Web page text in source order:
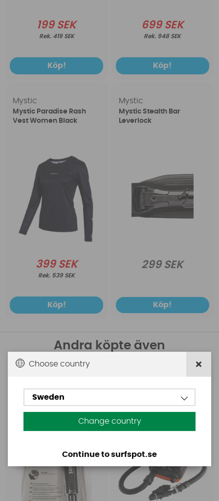
199 SEK
419 SEK
Köp!
699 SEK
948 SEK
Köp!
Mystic
Mystic Paradise Rash
Vest Women Black
399 SEK
539 SEK
Köp!
Mystic
Mystic Stealth Bar
Leverlock
299 SEK
Köp!
Andra köpte även
Choose country
Sweden
Change country
Continue to surfspot.se